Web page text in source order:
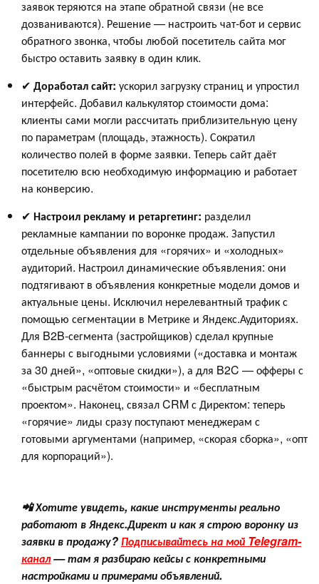
заявок теряются на этапе обратной связи (не все
дозваниваются). Решение — настроить чат‑бот и сервис
обратного звонка, чтобы любой посетитель сайта мог
быстро оставить заявку в один клик.
✔ Доработал сайт: ускорил загрузку страниц и упростил
интерфейс. Добавил калькулятор стоимости дома:
клиенты сами могли рассчитать приблизительную цену
по параметрам (площадь, этажность). Сократил
количество полей в форме заявки. Теперь сайт даёт
посетителю всю необходимую информацию и работает
на конверсию.
✔ Настроил рекламу и ретаргетинг: разделил
рекламные кампании по воронке продаж. Запустил
отдельные объявления для «горячих» и «холодных»
аудиторий. Настроил динамические объявления: они
подтягивают в объявления конкретные модели домов и
актуальные цены. Исключил нерелевантный трафик с
помощью сегментации в Метрике и Яндекс.Аудиториях.
Для B2B-сегмента (застройщиков) сделал крупные
баннеры с выгодными условиями («доставка и монтаж
за 30 дней», «оптовые скидки»), а для B2C — офферы с
«быстрым расчётом стоимости» и «бесплатным
проектом». Наконец, связал CRM с Директом: теперь
«горячие» лиды сразу поступают менеджерам с
готовыми аргументами (например, «скорая сборка», «опт
для корпораций»).
📲 Хотите увидеть, какие инструменты реально
работают в Яндекс.Директ и как я строю воронку из
заявки в продажу? Подписывайтесь на мой Telegram-
канал— там я разбираю кейсы с конкретными
настройками и примерами объявлений.